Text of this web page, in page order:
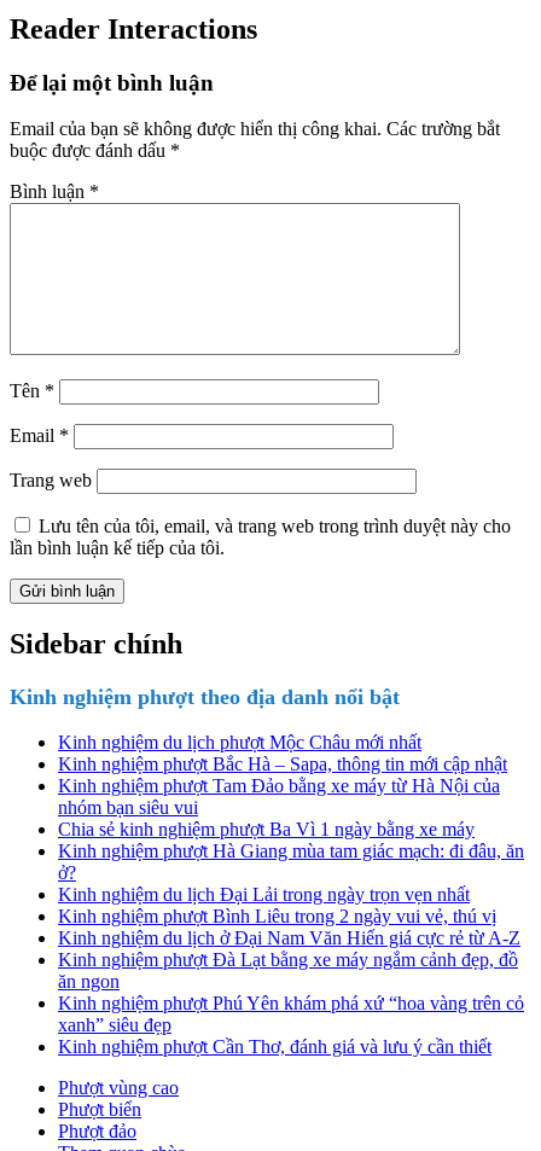
Reader Interactions
Để lại một bình luận
Email của bạn sẽ không được hiển thị công khai. Các trường bắt
buộc được đánh dấu *
Bình luận *
Tên *
Email *
Trang web
Lưu tên của tôi, email, và trang web trong trình duyệt này cho
lần bình luận kế tiếp của tôi.
Sidebar chính
Kinh nghiệm phượt theo địa danh nổi bật
Kinh nghiệm du lịch phượt Mộc Châu mới nhất
Kinh nghiệm phượt Bắc Hà – Sapa, thông tin mới cập nhật
Kinh nghiệm phượt Tam Đảo bằng xe máy từ Hà Nội của
nhóm bạn siêu vui
Chia sẻ kinh nghiệm phượt Ba Vì 1 ngày bằng xe máy
Kinh nghiệm phượt Hà Giang mùa tam giác mạch: đi đâu, ăn
ở?
Kinh nghiệm du lịch Đại Lải trong ngày trọn vẹn nhất
Kinh nghiệm phượt Bình Liêu trong 2 ngày vui vẻ, thú vị
Kinh nghiệm du lịch ở Đại Nam Văn Hiến giá cực rẻ từ A-Z
Kinh nghiệm phượt Đà Lạt bằng xe máy ngắm cảnh đẹp, đồ
ăn ngon
Kinh nghiệm phượt Phú Yên khám phá xứ “hoa vàng trên cỏ
xanh” siêu đẹp
Kinh nghiệm phượt Cần Thơ, đánh giá và lưu ý cần thiết
Phượt vùng cao
Phượt biển
Phượt đảo